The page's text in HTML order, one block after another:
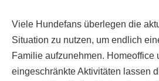
Viele Hundefans überlegen die
Situation zu nutzen, um endlich
Familie aufzunehmen. Homeoffice
eingeschränkte Aktivitäten lassen